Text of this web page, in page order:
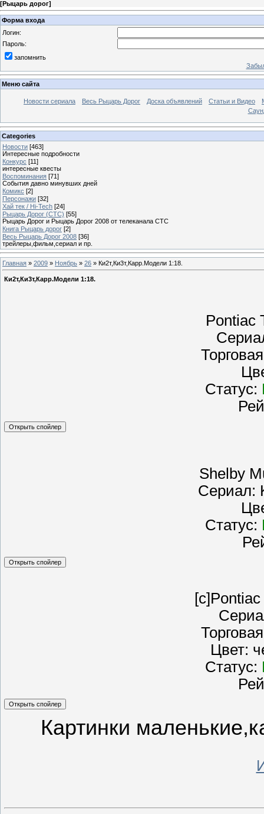
[Рыцарь дорог]
Форма входа
Логин:
Пароль:
запомнить
Меню сайта
Новости сериала Весь Рыцарь Дорог Доска объявлений Статьи и Видео
Categories
Новости [463]
Интересные подробности
Конкурс [11]
интересные квесты
Воспоминания [71]
События давно минувших дней
Комикс [2]
Персонажи [32]
Хай тек / Hi-Tech [24]
Рыцарь Дорог (СТС) [55]
Рыцарь Дорог и Рыцарь Дорог 2008 от телеканала СТС
Книга Рыцарь дорог [2]
Весь Рыцарь Дорог 2008 [36]
трейлеры,фильм,сериал и пр.
Главная » 2009 » Ноябрь » 26 » Ки2т,Ки3т,Карр.Модели 1:18.
Ки2т,Ки3т,Карр.Модели 1:18.
Pontiac
Статус:
Shelby
Сериал:
Статус:
Цвет:
Статус:
Картинки